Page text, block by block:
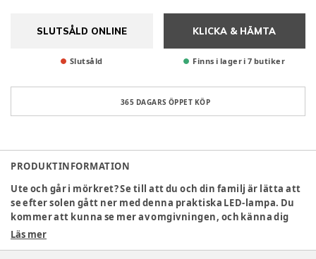
SLUTSÅLD ONLINE
Slutsåld
KLICKA & HÄMTA
Finns i lager i 7 butiker
365 DAGARS ÖPPET KÖP
PRODUKTINFORMATION
Ute och går i mörkret? Se till att du och din familj är lätta att
se efter solen gått ner med denna praktiska LED-lampa. Du
kommer att kunna se mer av omgivningen, och känna dig
tryggare när du vet att andra kan se dig bättre. Går snabbt
Läs mer